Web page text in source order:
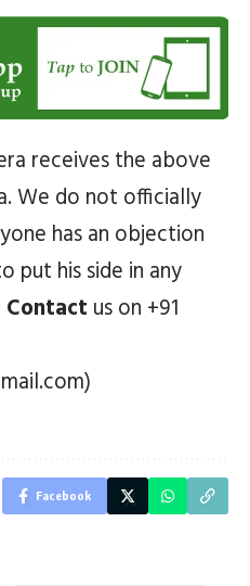
receives the above
We do not officially
has an objection
put his side in any
Contact us on +91
Facebook